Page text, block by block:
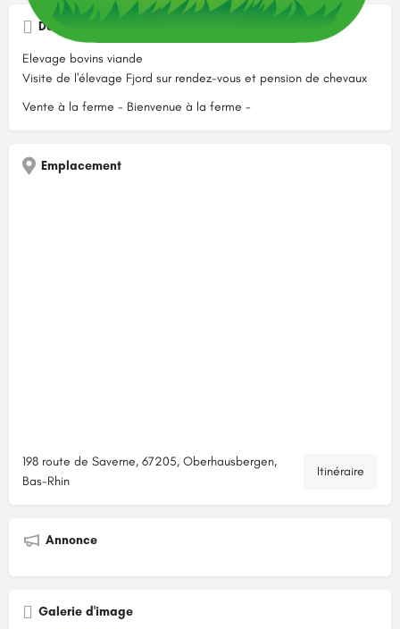
Description
Elevage bovins viande
Visite de l'élevage Fjord sur rendez-vous et pension de chevaux
Vente à la ferme - Bienvenue à la ferme -
Emplacement
198 route de Saverne, 67205, Oberhausbergen,
Bas-Rhin
Itinéraire
Annonce
Galerie d'image